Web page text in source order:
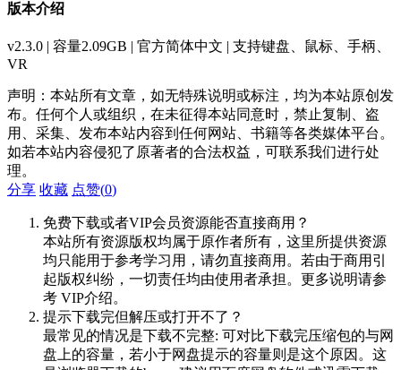
版本介绍
v2.3.0 | 容量2.09GB | 官方简体中文 | 支持键盘、鼠标、手柄、
VR
声明：本站所有文章，如无特殊说明或标注，均为本站原创发
布。任何个人或组织，在未征得本站同意时，禁止复制、盗
用、采集、发布本站内容到任何网站、书籍等各类媒体平台。
如若本站内容侵犯了原著者的合法权益，可联系我们进行处
理。
分享 收藏 点赞(0)
免费下载或者VIP会员资源能否直接商用？
本站所有资源版权均属于原作者所有，这里所提供资源
均只能用于参考学习用，请勿直接商用。若由于商用引
起版权纠纷，一切责任均由使用者承担。更多说明请参
考 VIP介绍。
提示下载完但解压或打开不了？
最常见的情况是下载不完整: 可对比下载完压缩包的与网
盘上的容量，若小于网盘提示的容量则是这个原因。这